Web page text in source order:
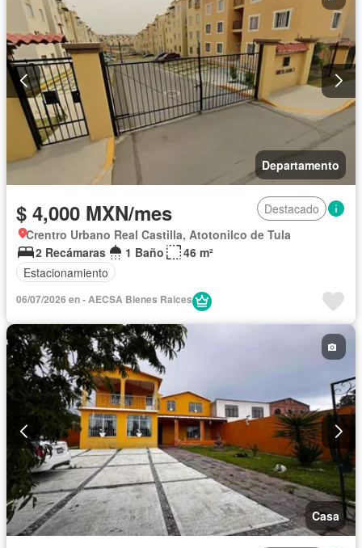
Departamento
$ 4,000 MXN/mes
Destacado
Crentro Urbano Real Castilla, Atotonilco de Tula
2 Recámaras
1 Baño
46 m²
Estacionamiento
06/07/2026 en - AECSA Bienes Raices
Casa